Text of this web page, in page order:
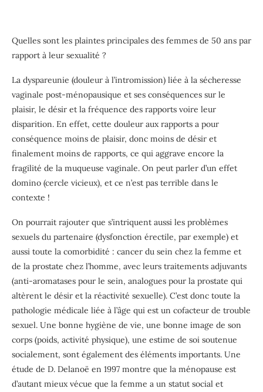
Quelles sont les plaintes principales des femmes de 50 ans par
rapport à leur sexualité ?
La dyspareunie (douleur à l’intromission) liée à la sécheresse
vaginale post-ménopausique et ses conséquences sur le
plaisir, le désir et la fréquence des rapports voire leur
disparition. En effet, cette douleur aux rapports a pour
conséquence moins de plaisir, donc moins de désir et
finalement moins de rapports, ce qui aggrave encore la
fragilité de la muqueuse vaginale. On peut parler d’un effet
domino (cercle vicieux), et ce n’est pas terrible dans le
contexte !
On pourrait rajouter que s’intriquent aussi les problèmes
sexuels du partenaire (dysfonction érectile, par exemple) et
aussi toute la comorbidité : cancer du sein chez la femme et
de la prostate chez l’homme, avec leurs traitements adjuvants
(anti-aromatases pour le sein, analogues pour la prostate qui
altèrent le désir et la réactivité sexuelle). C’est donc toute la
pathologie médicale liée à l’âge qui est un cofacteur de trouble
sexuel. Une bonne hygiène de vie, une bonne image de son
corps (poids, activité physique), une estime de soi soutenue
socialement, sont également des éléments importants. Une
étude de D. Delanoë en 1997 montre que la ménopause est
d’autant mieux vécue que la femme a un statut social et